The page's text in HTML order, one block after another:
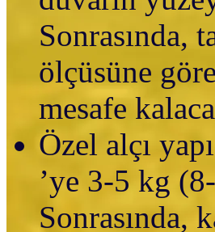
Sonrasında,
ölçüsüne
mesafe
Özel alçı
’ye 3-5 kg
Sonrasında,